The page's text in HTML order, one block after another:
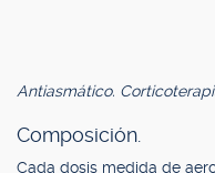
Antiasmático.
Composición.
Cada dosis medida de